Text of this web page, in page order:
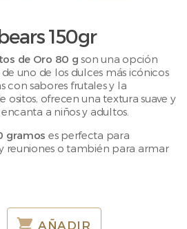
150gr
de Oro 80 g son una opción
uno de los dulces más icónicos
con sabores frutales y la
ofrecen una textura suave y
a niños y adultos.
gramos es perfecta para
reuniones o también para armar
AÑADIR